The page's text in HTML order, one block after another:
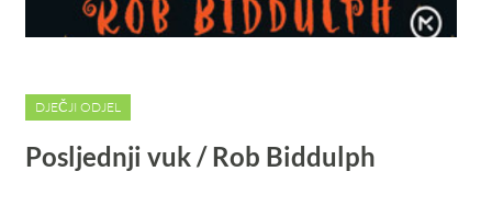
DJEČJI ODJEL
Posljednji vuk / Rob Biddulph